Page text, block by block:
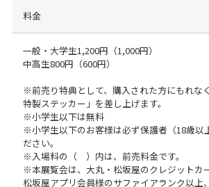
料金
一般・大学生1,200円（1,000円）
中高生800円（600円）
※前売り特典として、購入された方にもれな
特製ステッカー」を差し上げます。
※小学生以下は無料
※小学生以下のお客様は必ず保護者（18歳以
ださい。
※入場料の（ ）内は、前売料金です。
※本展覧会は、大丸・松坂屋のクレジットカ
松坂屋アプリ会員様のサファイアランク以上